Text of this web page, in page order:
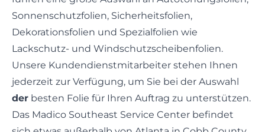
Sonnenschutzfolien, Sicherheitsfolien,
Dekorationsfolien und Spezialfolien wie
Lackschutz- und Windschutzscheibenfolien.
Unsere Kundendienstmitarbeiter stehen Ihnen
jederzeit zur Verfügung, um Sie bei der Auswahl
der besten Folie für Ihren Auftrag zu unterstützen.
Das Madico Southeast Service Center befindet